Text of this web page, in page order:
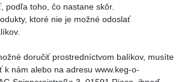
podľa toho, čo nastane skôr.
ktoré nie je možné odoslať
doručiť prostredníctvom balíkov, musíte
k nám alebo na adresu www.keg-o-